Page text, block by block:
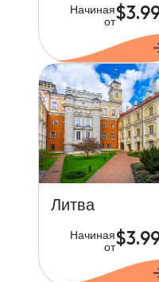
Начиная
от
Литва
Начиная
от